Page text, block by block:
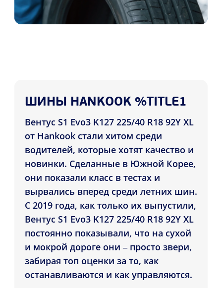
ШИНЫ HANKOOK %TITLE1
Вентус S1 Evo3 K127 225/40 R18 92Y XL
от Hankook стали хитом среди
водителей, которые хотят качество и
новинки. Сделанные в Южной Корее,
они показали класс в тестах и
вырвались вперед среди летних шин.
С 2019 года, как только их выпустили,
Вентус S1 Evo3 K127 225/40 R18 92Y XL
постоянно показывали, что на сухой
и мокрой дороге они – просто звери,
забирая топ оценки за то, как
останавливаются и как управляются.